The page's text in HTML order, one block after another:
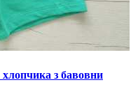
з бавовни